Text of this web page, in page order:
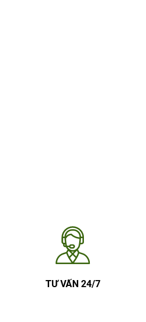
TƯ VẤN 24/7